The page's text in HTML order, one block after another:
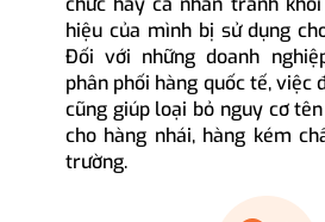
hiệu của mình bị sử dụng
Đối với những doanh
phân phối hàng quốc tế, việc
cũng giúp loại bỏ nguy cơ
cho hàng nhái, hàng kém
trường.